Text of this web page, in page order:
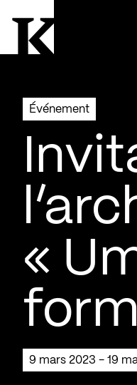
Événement
«
9 mars 2023 - 19